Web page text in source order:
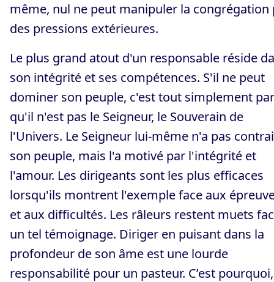
même, nul ne peut manipuler la congrégation
des pressions extérieures.
Le plus grand atout d'un responsable réside
son intégrité et ses compétences. S'il ne peut
dominer son peuple, c'est tout simplement
qu'il n'est pas le Seigneur, le Souverain de
l'Univers. Le Seigneur lui-même n'a pas
son peuple, mais l'a motivé par l'intégrité et
l'amour. Les dirigeants sont les plus efficaces
lorsqu'ils montrent l'exemple face aux
et aux difficultés. Les râleurs restent muets
un tel témoignage. Diriger en puisant dans la
profondeur de son âme est une lourde
responsabilité pour un pasteur. C’est pourquoi,